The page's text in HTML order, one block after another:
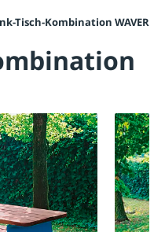
Tisch-Kombination WAVER